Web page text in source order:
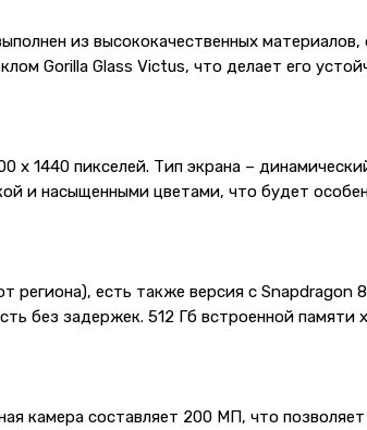
из высококачественных
Gorilla Glass Victus, что делает его
1440 пикселей. Тип экрана –
и насыщенными цветами, что будет
есть также версия с Snapdragon
без задержек. 512 Гб встроенной
камера составляет 200 МП, что